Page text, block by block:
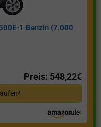
1 Benzin (7.000
Preis: 548,22€